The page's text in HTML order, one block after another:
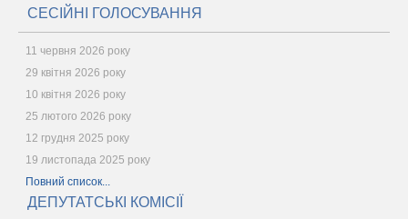
СЕСІЙНІ ГОЛОСУВАННЯ
11 червня 2026 року
29 квітня 2026 року
10 квітня 2026 року
25 лютого 2026 року
12 грудня 2025 року
19 листопада 2025 року
Повний список...
ДЕПУТАТСЬКІ КОМІСІЇ